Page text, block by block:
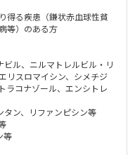
得る疾患（鎌状赤血球性貧
等）のある方
ビル、ニルマトレルビル・リ
リスロマイシン、シメチジ
ラコナゾール、エンシトレ
タン、リファンピシン等
等